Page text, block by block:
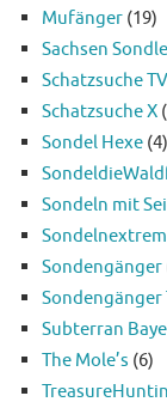
Mufänger (19)
Sachsen
Schatzsuche TV
Schatzsuche X
Sondel Hexe (4)
Sondeln mit
Sondelnextrem
Sondengänger
Sondengänger
Subterran
The Mole’s (6)